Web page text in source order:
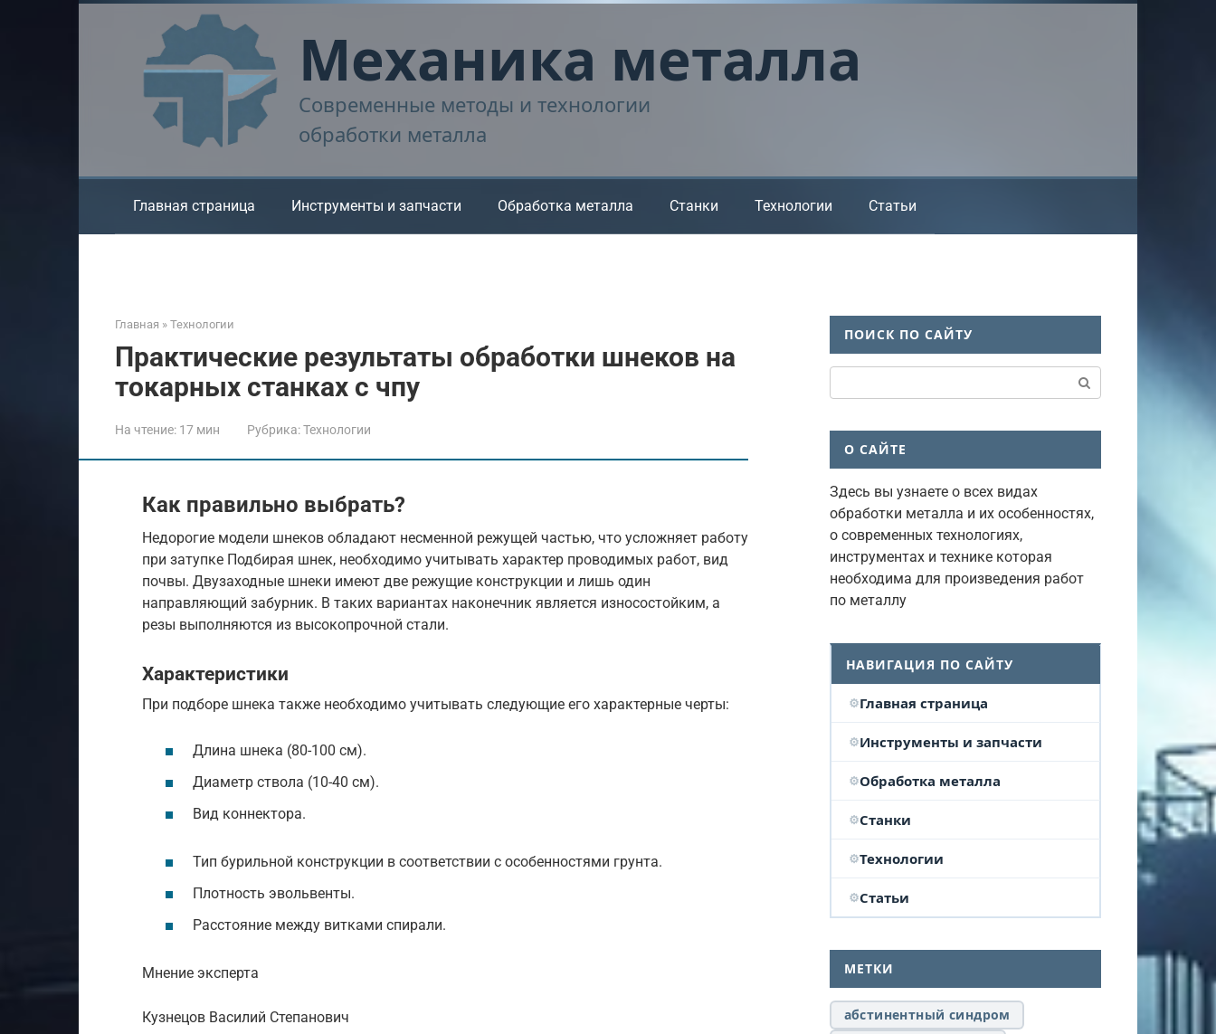
Механика металла
Современные методы и технологии
обработки металла
Главная страница Инструменты и запчасти Обработка металла Станки Технологии Статьи
Главная » Технологии
Практические результаты обработки шнеков на
токарных станках с чпу
На чтение: 17 мин Рубрика:Технологии
Как правильно выбрать?
Недорогие модели шнеков обладают несменной режущей частью, что усложняет работу
при затупке Подбирая шнек, необходимо учитывать характер проводимых работ, вид
почвы. Двузаходные шнеки имеют две режущие конструкции и лишь один
направляющий забурник. В таких вариантах наконечник является износостойким, а
резы выполняются из высокопрочной стали.
Характеристики
При подборе шнека также необходимо учитывать следующие его характерные черты:
Длина шнека (80-100 см).
Диаметр ствола (10-40 см).
Вид коннектора.
Тип бурильной конструкции в соответствии с особенностями грунта.
Плотность эвольвенты.
Расстояние между витками спирали.
Мнение эксперта
Кузнецов Василий Степанович
ПОИСК ПО САЙТУ
О САЙТЕ
Здесь вы узнаете о всех видах
обработки металла и их особенностях,
о современных технологиях,
инструментах и технике которая
необходима для произведения работ
по металлу
НАВИГАЦИЯ ПО САЙТУ
Главная страница
Инструменты и запчасти
Обработка металла
Станки
Технологии
Статьи
МЕТКИ
абстинентный синдром